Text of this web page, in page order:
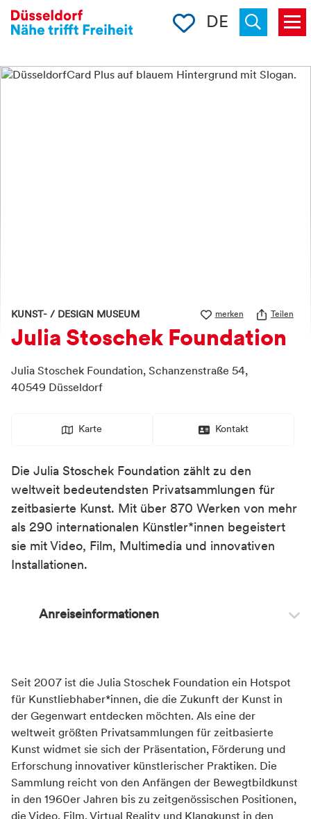
Menü
Merkliste
DE
KUNST- / DESIGN MUSEUM merken Teilen
Julia Stoschek Foundation
Julia Stoschek Foundation, Schanzenstraße 54,
40549 Düsseldorf
Karte Kontakt
Die Julia Stoschek Foundation zählt zu den
weltweit bedeutendsten Privatsammlungen für
zeitbasierte Kunst. Mit über 870 Werken von mehr
als 290 internationalen Künstler*innen begeistert
sie mit Video, Film, Multimedia und innovativen
Installationen.
Anreiseinformationen
Mit öffentlichen Verkehrsmitteln gut zu
erreichen
Seit 2007 ist die Julia Stoschek Foundation ein Hotspot
für Kunstliebhaber*innen, die die Zukunft der Kunst in
der Gegenwart entdecken möchten. Als eine der
weltweit größten Privatsammlungen für zeitbasierte
Kunst widmet sie sich der Präsentation, Förderung und
Erforschung innovativer künstlerischer Praktiken. Die
Sammlung reicht von den Anfängen der Bewegtbildkunst
in den 1960er Jahren bis zu zeitgenössischen Positionen,